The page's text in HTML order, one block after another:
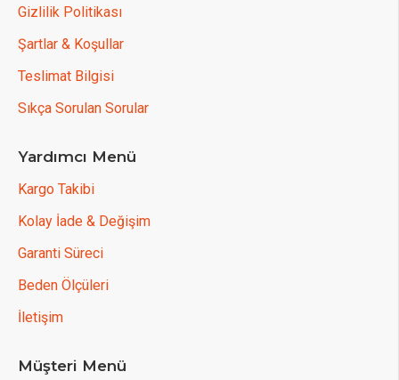
Gizlilik Politikası
Şartlar & Koşullar
Teslimat Bilgisi
Sıkça Sorulan Sorular
Yardımcı Menü
Kargo Takibi
Kolay İade & Değişim
Garanti Süreci
Beden Ölçüleri
İletişim
Müşteri Menü